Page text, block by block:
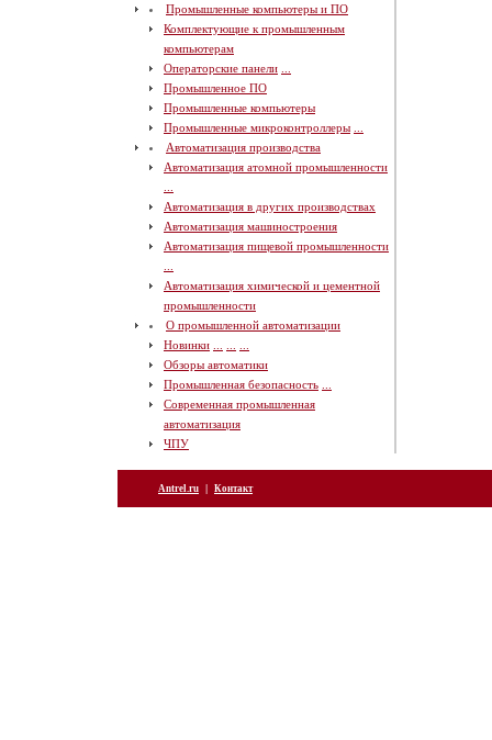
Промышленные компьютеры и ПО
Комплектующие к промышленным
компьютерам
Операторские панели
Промышленное ПО
Промышленные компьютеры
Промышленные микроконтроллеры
Автоматизация производства
Автоматизация атомной промышленности
Автоматизация в других производствах
Автоматизация машиностроения
Автоматизация пищевой промышленности
Автоматизация химической и цементной
промышленности
О промышленной автоматизации
Новинки
Обзоры автоматики
Промышленная безопасность
Современная промышленная
автоматизация
ЧПУ
Antrel.ru | Контакт